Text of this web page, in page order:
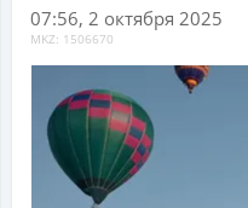
07:56, 2 октября 2025
MKZ: 1506670